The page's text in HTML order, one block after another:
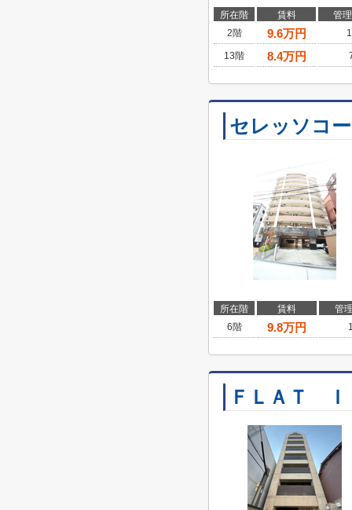
所在階 賃料
管
2階
9.6万円
13階 8.4万円
セレッソコ
所在階 賃料
管
6階
9.8万円
ＦＬＡＴ